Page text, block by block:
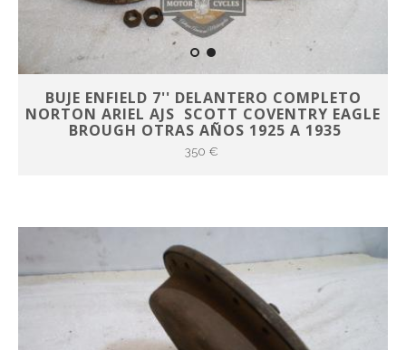
BUJE ENFIELD 7'' DELANTERO COMPLETO
NORTON ARIEL AJS SCOTT COVENTRY EAGLE
BROUGH OTRAS AÑOS 1925 A 1935
350 €